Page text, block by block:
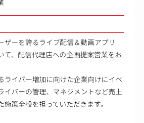
ザーを誇るライブ配信＆動画アプリ
て、配信代理店への企画提案営業をお
ライバー増加に向けた企業向けにイベ
イバーの管理、マネジメントなど売上
策全般を担っていただきます。